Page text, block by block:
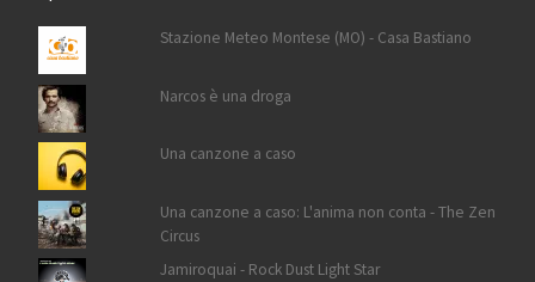
Stazione Meteo Montese (MO) - Casa Bastiano
Narcos è una droga
Una canzone a caso
Una canzone a caso: L'anima non conta - The Zen
Circus
Jamiroquai - Rock Dust Light Star